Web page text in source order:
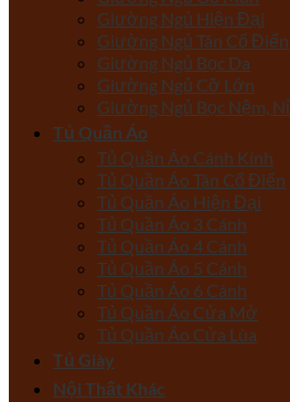
Giường Ngủ Hiện Đại
Giường Ngủ Tân Cổ Điển
Giường Ngủ Bọc Da
Giường Ngủ Cỡ Lớn
Giường Ngủ Bọc Nệm, Nỉ
Tủ Quần Áo
Tủ Quần Áo Cánh Kính
Tủ Quần Áo Tân Cổ Điển
Tủ Quần Áo Hiện Đại
Tủ Quần Áo 3 Cánh
Tủ Quần Áo 4 Cánh
Tủ Quần Áo 5 Cánh
Tủ Quần Áo 6 Cánh
Tủ Quần Áo Cửa Mở
Tủ Quần Áo Cửa Lùa
Tủ Giày
Nội Thất Khác